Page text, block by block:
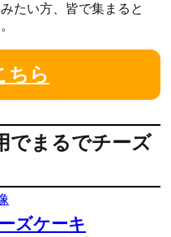
たい方、皆で集まると
ちら
でまるでチーズ
ズケーキ